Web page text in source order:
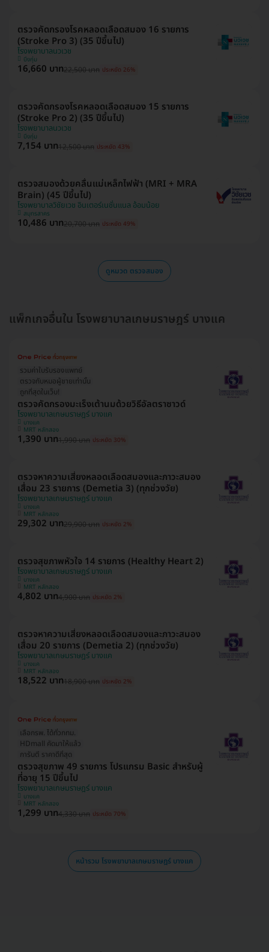
ตรวจคัดกรองโรคหลอดเลือดสมอง 16 รายการ
(Stroke Pro 3) (35 ปีขึ้นไป)
โรงพยาบาลนวเวช
บึงกุ่ม
16,660 บาท22,500 บาท ประหยัด 26%
ตรวจคัดกรองโรคหลอดเลือดสมอง 15 รายการ
(Stroke Pro 2) (35 ปีขึ้นไป)
โรงพยาบาลนวเวช
บึงกุ่ม
7,154 บาท12,500 บาท ประหยัด 43%
ตรวจสมองด้วยคลื่นแม่เหล็กไฟฟ้า (MRI + MRA
Brain) (45 ปีขึ้นไป)
โรงพยาบาลวิชัยเวช อินเตอร์เนชั่นแนล อ้อมน้อย
สมุทรสาคร
10,486 บาท20,700 บาท ประหยัด 49%
ดูหมวด ตรวจสมอง
แพ็กเกจอื่นใน โรงพยาบาลเกษมราษฎร์ บางแค
รวมค่าใบรับรองแพทย์
ตรวจกับหมอผู้ชายเท่านั้น
ถูกที่สุดในเว็บ!
ตรวจคัดกรองมะเร็งเต้านมด้วยวิธีอัลตราซาวด์
โรงพยาบาลเกษมราษฎร์ บางแค
บางแค
MRT หลักสอง
1,390 บาท1,990 บาท ประหยัด 30%
ตรวจหาความเสี่ยงหลอดเลือดสมองและภาวะสมอง
เสื่อม 23 รายการ (Demetia 3) (ทุกช่วงวัย)
โรงพยาบาลเกษมราษฎร์ บางแค
บางแค
MRT หลักสอง
29,302 บาท29,900 บาท ประหยัด 2%
ตรวจสุขภาพหัวใจ 14 รายการ (Healthy Heart 2)
โรงพยาบาลเกษมราษฎร์ บางแค
บางแค
MRT หลักสอง
4,802 บาท4,900 บาท ประหยัด 2%
ตรวจหาความเสี่ยงหลอดเลือดสมองและภาวะสมอง
เสื่อม 20 รายการ (Demetia 2) (ทุกช่วงวัย)
โรงพยาบาลเกษมราษฎร์ บางแค
บางแค
MRT หลักสอง
18,522 บาท18,900 บาท ประหยัด 2%
เลือกรพ. ได้ทั่วกทม.
HDmall คัดมาให้แล้ว
การันตี ราคาดีที่สุด
ตรวจสุขภาพ 49 รายการ โปรแกรม Basic สำหรับผู้
ที่อายุ 15 ปีขึ้นไป
โรงพยาบาลเกษมราษฎร์ บางแค
บางแค
MRT หลักสอง
1,299 บาท4,330 บาท ประหยัด 70%
หน้ารวม โรงพยาบาลเกษมราษฎร์ บางแค